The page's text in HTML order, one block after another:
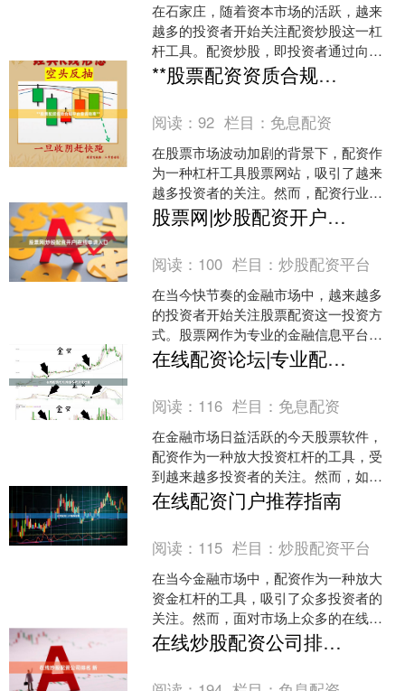
在石家庄，随着资本市场的活跃，越来
越多的投资者开始关注配资炒股这一杠
杆工具。配资炒股，即投资者通过向配
资平台借入资金来放大投资规模，从而
在股市中获得更高收益。然....
**股票配资资质合规平台查询指南**
阅读：92 栏目： 免息配资
在股票市场波动加剧的背景下，配资作
为一种杠杆工具股票网站，吸引了越来
越多投资者的关注。然而，配资行业鱼
龙混杂，不合规平台带来的资金风险不
容忽视。如何快速、准确地....
股票网|炒股配资开户|在线申请入口
阅读： 100 栏目：炒股配资平台
在当今快节奏的金融市场中，越来越多
的投资者开始关注股票配资这一投资方
式。股票网作为专业的金融信息平台，
为广大投资者提供便捷的炒股配资开户
服务，帮助投资者通过合理....
在线配资论坛|专业配资交流社区
阅读： 116 栏目： 免息配资
在金融市场日益活跃的今天股票软件，
配资作为一种放大投资杠杆的工具，受
到越来越多投资者的关注。然而，如何
选择合适的配资平台、如何控制风险、
如何制定合理的配资策略，....
在线配资门户推荐指南
阅读： 115 栏目：炒股配资平台
在当今金融市场中，配资作为一种放大
资金杠杆的工具，吸引了众多投资者的
关注。然而，面对市场上众多的在线配
资门户，如何选择一家安全、合规且服
务优质的平台，成为投资者....
在线炒股配资公司排名 新